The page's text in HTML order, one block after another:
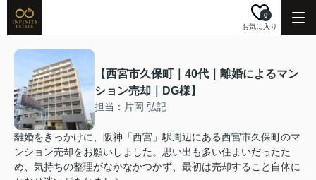
お気に入り
0
【西宮市久保町｜40代｜離婚によるマン
ション売却｜DG様】
担当：片岡 弘記
離婚をきっかけに、阪神「西宮」駅周辺にある西宮市久保町のマ
ンション売却をお願いしました。思い出も多い住まいだったた
め、気持ちの整理がなかなかつかず、最初は売却すること自体に